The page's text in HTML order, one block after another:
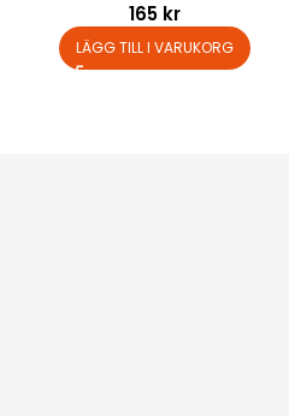
165 kr
LÄGG TILL I VARUKORG